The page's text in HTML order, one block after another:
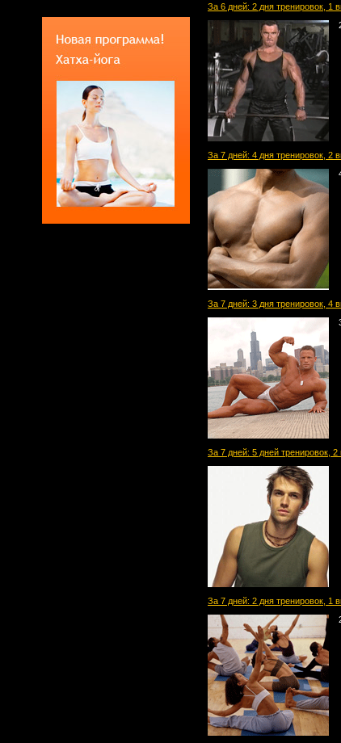
За 6 дней: 2 дня тренировок, 1
За 7 дней: 4 дня тренировок, 2
За 7 дней: 3 дня тренировок, 4
За 7 дней: 5 дней тренировок, 2
За 7 дней: 2 дня тренировок, 1